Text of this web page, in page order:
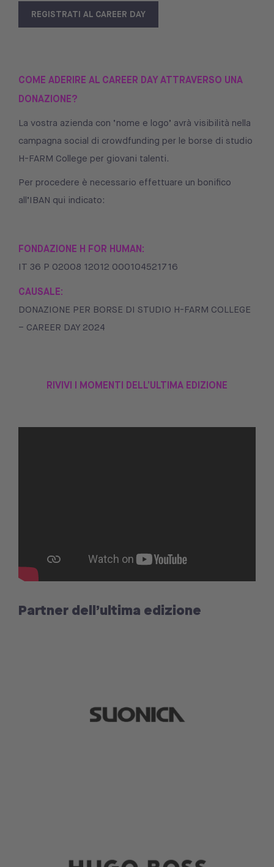
REGISTRATI AL CAREER DAY
COME ADERIRE AL CAREER DAY ATTRAVERSO UNA
DONAZIONE?
La vostra azienda con ‘nome e logo’ avrà visibilità nella
campagna social di crowdfunding per le borse di studio
H-FARM College per giovani talenti.
Per procedere è necessario effettuare un bonifico
all’IBAN qui indicato:
FONDAZIONE H FOR HUMAN:
IT 36 P 02008 12012 000104521716
CAUSALE:
DONAZIONE PER BORSE DI STUDIO H-FARM COLLEGE
– CAREER DAY 2024
RIVIVI I MOMENTI DELL’ULTIMA EDIZIONE
Partner dell’ultima edizione